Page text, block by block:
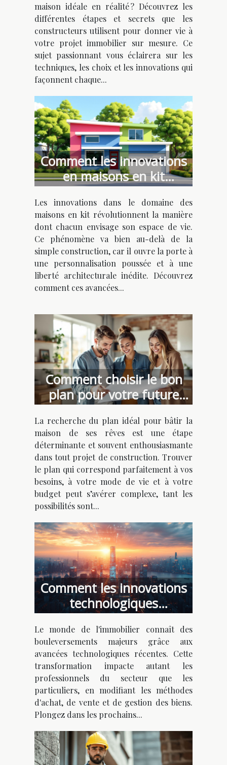
maison idéale en réalité ? Découvrez les
différentes étapes et secrets que les
constructeurs utilisent pour donner vie à
votre projet immobilier sur mesure. Ce
sujet passionnant vous éclairera sur les
techniques, les choix et les innovations qui
façonnent chaque...
Comment les innovations
en maisons en kit
favorisent l'individualisme
architectural ?
Les innovations dans le domaine des
maisons en kit révolutionnent la manière
dont chacun envisage son espace de vie.
Ce phénomène va bien au-delà de la
simple construction, car il ouvre la porte à
une personnalisation poussée et à une
liberté architecturale inédite. Découvrez
comment ces avancées...
Comment choisir le bon
plan pour votre future
maison de rêve ?
La recherche du plan idéal pour bâtir la
maison de ses rêves est une étape
déterminante et souvent enthousiasmante
dans tout projet de construction. Trouver
le plan qui correspond parfaitement à vos
besoins, à votre mode de vie et à votre
budget peut s’avérer complexe, tant les
possibilités sont...
Comment les innovations
technologiques
transforment-elles
l'immobilier ?
Le monde de l'immobilier connaît des
bouleversements majeurs grâce aux
avancées technologiques récentes. Cette
transformation impacte autant les
professionnels du secteur que les
particuliers, en modifiant les méthodes
d'achat, de vente et de gestion des biens.
Plongez dans les prochains...